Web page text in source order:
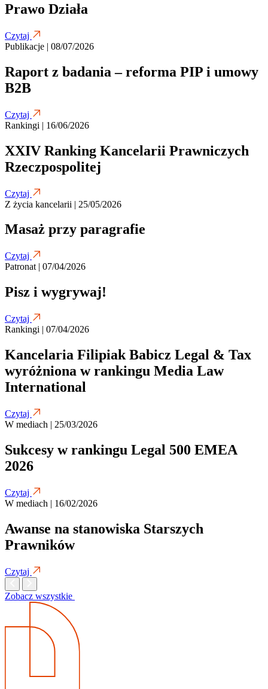
Prawo Działa
Czytaj
Publikacje | 08/07/2026
Raport z badania – reforma PIP i umowy
B2B
Czytaj
Rankingi | 16/06/2026
XXIV Ranking Kancelarii Prawniczych
Rzeczpospolitej
Czytaj
Z życia kancelarii | 25/05/2026
Masaż przy paragrafie
Czytaj
Patronat | 07/04/2026
Pisz i wygrywaj!
Czytaj
Rankingi | 07/04/2026
Kancelaria Filipiak Babicz Legal & Tax
wyróżniona w rankingu Media Law
International
Czytaj
W mediach | 25/03/2026
Sukcesy w rankingu Legal 500 EMEA
2026
Czytaj
W mediach | 16/02/2026
Awanse na stanowiska Starszych
Prawników
Czytaj
Zobacz wszystkie